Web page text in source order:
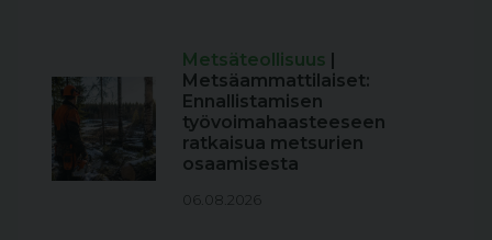
Metsäteollisuus
Metsäammattilaiset:
Ennallistamisen
työvoimahaasteeseen
ratkaisua metsurien
osaamisesta
06.08.2026